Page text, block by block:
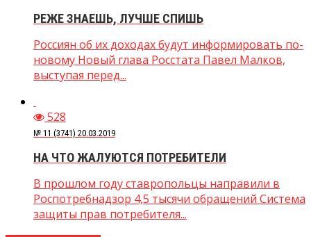
РЕЖЕ ЗНАЕШЬ, ЛУЧШЕ СПИШЬ
Россиян об их доходах будут информировать по-
новому Новый глава Росстата Павел Малков,
выступая перед...
528
№ 11 (3741) 20.03.2019
НА ЧТО ЖАЛУЮТСЯ ПОТРЕБИТЕЛИ
В прошлом году ставропольцы направили в
Роспотребнадзор 4,5 тысячи обращений Система
защиты прав потребителя...